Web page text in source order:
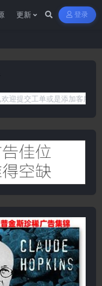
更新 登录
单或是添加客服微信